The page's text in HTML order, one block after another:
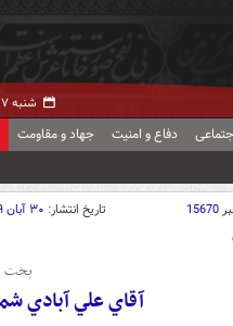
شنبه ۱۷ مرداد ۱۴۰۵ -
دفاع و امنیت جهاد و مقاومت
15670 تاریخ انتشار: ۳۰ آبان ۱۳۸۹ - ۱۲:۰۲
بخت
آقاي علي آبادي